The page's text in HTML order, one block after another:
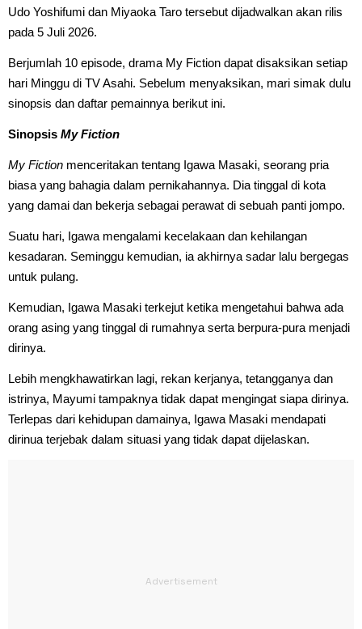
Udo Yoshifumi dan Miyaoka Taro tersebut dijadwalkan akan rilis
pada 5 Juli 2026.
Berjumlah 10 episode, drama My Fiction dapat disaksikan setiap
hari Minggu di TV Asahi. Sebelum menyaksikan, mari simak dulu
sinopsis dan daftar pemainnya berikut ini.
Sinopsis My Fiction
My Fiction menceritakan tentang Igawa Masaki, seorang pria
biasa yang bahagia dalam pernikahannya. Dia tinggal di kota
yang damai dan bekerja sebagai perawat di sebuah panti jompo.
Suatu hari, Igawa mengalami kecelakaan dan kehilangan
kesadaran. Seminggu kemudian, ia akhirnya sadar lalu bergegas
untuk pulang.
Kemudian, Igawa Masaki terkejut ketika mengetahui bahwa ada
orang asing yang tinggal di rumahnya serta berpura-pura menjadi
dirinya.
Lebih mengkhawatirkan lagi, rekan kerjanya, tetangganya dan
istrinya, Mayumi tampaknya tidak dapat mengingat siapa dirinya.
Terlepas dari kehidupan damainya, Igawa Masaki mendapati
dirinua terjebak dalam situasi yang tidak dapat dijelaskan.